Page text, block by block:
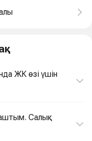
ЖК өзі үшін
Салық